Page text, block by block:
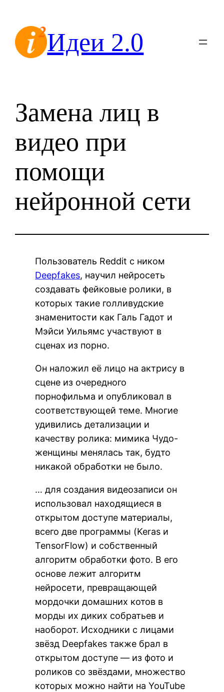
содержимомуИдеи 2.0
Замена лиц в
видео при
помощи
нейронной сети
Пользователь Reddit с ником
Deepfakes, научил нейросеть
создавать фейковые ролики, в
которых такие голливудские
знаменитости как Галь Гадот и
Мэйси Уильямс участвуют в
сценах из порно.
Он наложил её лицо на актрису в
сцене из очередного
порнофильма и опубликовал в
соответствующей теме. Многие
удивились детализации и
качеству ролика: мимика Чудо-
женщины менялась так, будто
никакой обработки не было.
… для создания видеозаписи он
использовал находящиеся в
открытом доступе материалы,
всего две программы (Keras и
TensorFlow) и собственный
алгоритм обработки фото. В его
основе лежит алгоритм
нейросети, превращающей
мордочки домашних котов в
морды их диких собратьев и
наоборот. Исходники с лицами
звёзд Deepfakes также брал в
открытом доступе — из фото и
роликов со звёздами, множество
которых можно найти на YouTube